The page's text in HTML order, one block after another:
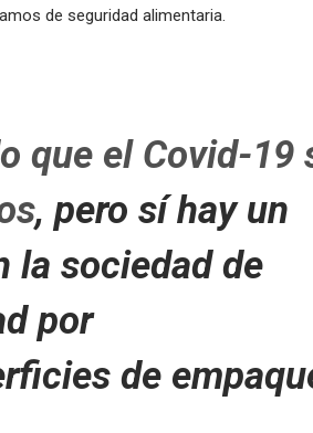
de seguridad alimentaria.
que el Covid-19
, pero sí hay un
la sociedad de
por
de